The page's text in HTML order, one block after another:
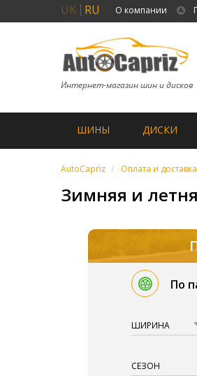
UK RU О компании
Интернет-магазин шин и дисков
ШИНЫ ДИСКИ
AutoCapriz Оплата и доставка
Зимняя и
По
ШИРИНА
СЕЗОН